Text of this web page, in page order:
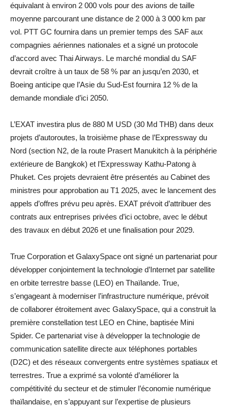
équivalant à environ 2 000 vols pour des avions de taille
moyenne parcourant une distance de 2 000 à 3 000 km par
vol. PTT GC fournira dans un premier temps des SAF aux
compagnies aériennes nationales et a signé un protocole
d’accord avec Thai Airways. Le marché mondial du SAF
devrait croître à un taux de 58 % par an jusqu’en 2030, et
Boeing anticipe que l’Asie du Sud-Est fournira 12 % de la
demande mondiale d’ici 2050.
L’EXAT investira plus de 880 M USD (30 Md THB) dans deux
projets d’autoroutes, la troisième phase de l’Expressway du
Nord (section N2, de la route Prasert Manukitch à la périphérie
extérieure de Bangkok) et l’Expressway Kathu-Patong à
Phuket. Ces projets devraient être présentés au Cabinet des
ministres pour approbation au T1 2025, avec le lancement des
appels d’offres prévu peu après. EXAT prévoit d’attribuer des
contrats aux entreprises privées d’ici octobre, avec le début
des travaux en début 2026 et une finalisation pour 2029.
True Corporation et GalaxySpace ont signé un partenariat pour
développer conjointement la technologie d’Internet par satellite
en orbite terrestre basse (LEO) en Thaïlande. True,
s’engageant à moderniser l’infrastructure numérique, prévoit
de collaborer étroitement avec GalaxySpace, qui a construit la
première constellation test LEO en Chine, baptisée Mini
Spider. Ce partenariat vise à développer la technologie de
communication satellite directe aux téléphones portables
(D2C) et des réseaux convergents entre systèmes spatiaux et
terrestres. True a exprimé sa volonté d’améliorer la
compétitivité du secteur et de stimuler l’économie numérique
thaïlandaise, en s’appuyant sur l’expertise de plusieurs